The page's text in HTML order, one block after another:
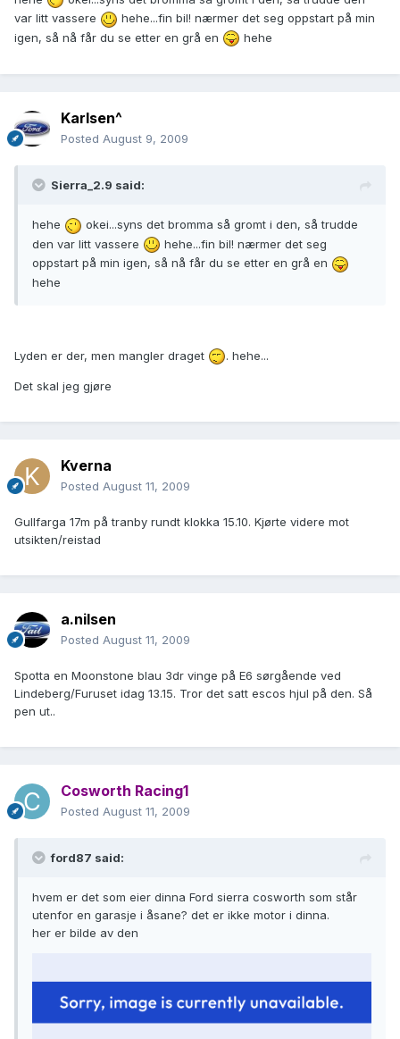
var litt vassere
hehe...fin bil! nærmer det seg oppstart på min
igen, så nå får du se etter en grå en
hehe
Karlsen^
Posted August 9, 2009
Sierra_2.9 said:
hehe
okei...syns det bromma så gromt i den, så trudde
den var litt vassere
hehe...fin bil! nærmer det seg
oppstart på min igen, så nå får du se etter en grå en
hehe
Lyden er der, men mangler draget . hehe...
Det skal jeg gjøre
Kverna
Posted August 11, 2009
Gullfarga 17m på tranby rundt klokka 15.10. Kjørte videre mot
utsikten/reistad
a.nilsen
Posted August 11, 2009
Spotta en Moonstone blau 3dr vinge på E6 sørgående ved
Lindeberg/Furuset idag 13.15. Tror det satt escos hjul på den. Så
pen ut..
Cosworth Racing1
Posted August 11, 2009
ford87 said:
hvem er det som eier dinna Ford sierra cosworth som står
utenfor en garasje i åsane? det er ikke motor i dinna.
her er bilde av den